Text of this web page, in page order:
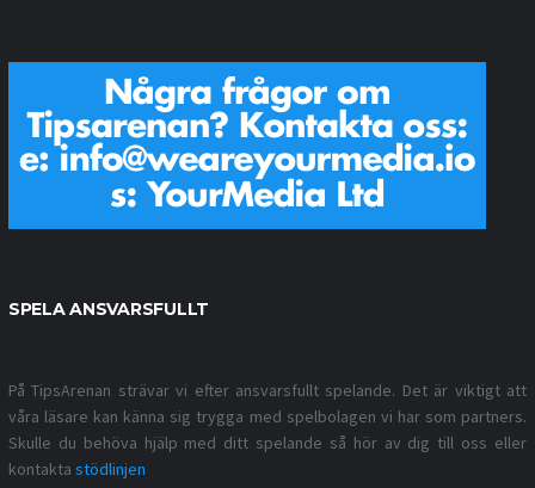
SPELA ANSVARSFULLT
På TipsArenan strävar vi efter ansvarsfullt spelande. Det är viktigt att
våra läsare kan känna sig trygga med spelbolagen vi har som partners.
Skulle du behöva hjälp med ditt spelande så hör av dig till oss eller
kontakta stödlinjen